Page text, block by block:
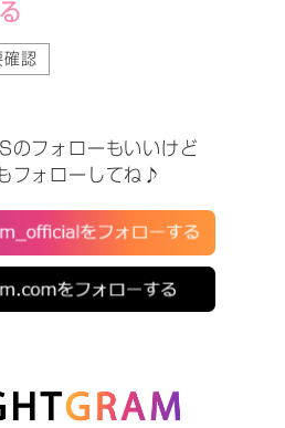
確認
のフォローもいいけど
フォローしてね♪